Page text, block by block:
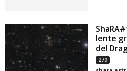
lente
del
279